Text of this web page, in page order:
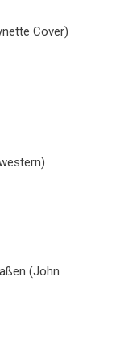
Cover)
(John